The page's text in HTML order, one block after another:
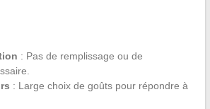
: Pas de remplissage ou de
: Large choix de goûts pour répondre à